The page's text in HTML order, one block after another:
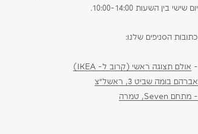
יום שישי בין השעות 10:00-14:00.
כתובות הסניפים שלנו:
- אולם תצוגה ראשי (קרוב ל- IKEA)
אברהם בומה שביט 3, ראשל״צ
- מתחם Seven, טמרה